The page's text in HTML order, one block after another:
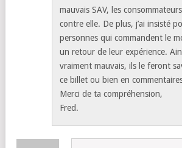
mauvais SAV, les
contre elle. De plus, j’ai insisté
personnes qui commandent le
un retour de leur expérience.
vraiment mauvais, ils le feront
ce billet ou bien en
Merci de ta compréhension,
Fred.